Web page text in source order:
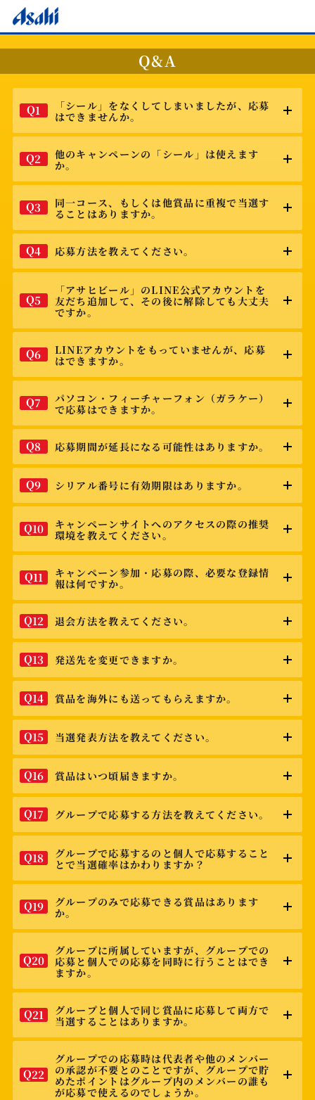
Q&A
Q1
「シール」をなくしてしまいましたが、応募
はできませんか。
Q2
他のキャンペーンの「シール」は使えます
か。
Q3
同一コース、もしくは他賞品に重複で当選す
ることはありますか。
Q4 応募方法を教えてください。
Q5
「アサヒビール」のLINE公式アカウントを
友だち追加して、その後に解除しても大丈夫
ですか。
Q6
LINEアカウントをもっていませんが、応募
はできますか。
Q7
パソコン・フィーチャーフォン（ガラケー）
で応募はできますか。
Q8 応募期間が延長になる可能性はありますか。
Q9 シリアル番号に有効期限はありますか。
Q10
キャンペーンサイトへのアクセスの際の推奨
環境を教えてください。
Q11
キャンペーン参加・応募の際、必要な登録情
報は何ですか。
Q12 退会方法を教えてください。
Q13 発送先を変更できますか。
Q14 賞品を海外にも送ってもらえますか。
Q15 当選発表方法を教えてください。
Q16 賞品はいつ頃届きますか。
Q17 グループで応募する方法を教えてください。
Q18
グループで応募するのと個人で応募すること
とで当選確率はかわりますか？
Q19
グループのみで応募できる賞品はあります
か。
Q20
グループに所属していますが、グループでの
応募と個人での応募を同時に行うことはでき
ますか。
Q21
グループと個人で同じ賞品に応募して両方で
当選することはありますか。
Q22
グループでの応募時は代表者や他のメンバー
の承認が不要とのことですが、グループで貯
めたポイントはグループ内のメンバーの誰も
が応募で使えるのでしょうか。